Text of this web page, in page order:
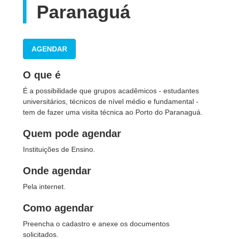
Paranaguá
AGENDAR
O que é
É a possibilidade que grupos acadêmicos - estudantes
universitários, técnicos de nível médio e fundamental -
tem de fazer uma visita técnica ao Porto do Paranaguá.
Quem pode agendar
Instituições de Ensino.
Onde agendar
Pela internet.
Como agendar
Preencha o cadastro e anexe os documentos
solicitados.